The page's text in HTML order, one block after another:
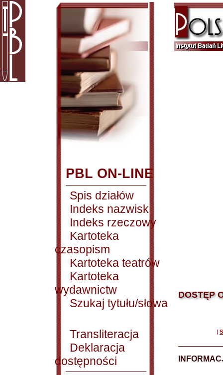
PBL ON-LINE
Spis działów
Indeks nazwisk
Indeks rzeczowy
Kartoteka
czasopism
Kartoteka teatrów
Kartoteka
wydawnictw
Szukaj tytułu/słowa
Transliteracja
Deklaracja
dostępności
DOSTĘP
|